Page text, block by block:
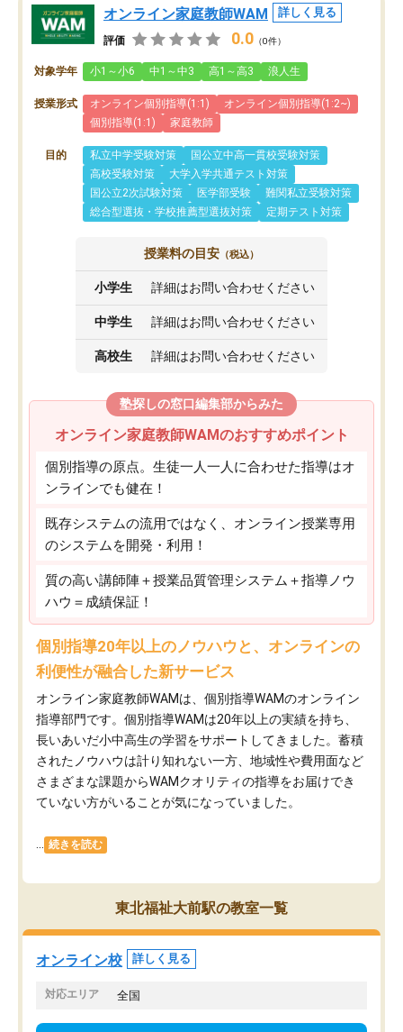
オンライン家庭教師WAM 詳しく見る
評価 0.0 （0件）
対象学年 小1～小6 中1～中3 高1～高3 浪人生
授業形式 オンライン個別指導(1:1)
オンライン個別指導(1:2~)
個別指導(1:1)
家庭教師
目的 私立中学受験対策
国公立中高一貫校受験対策
高校受験対策
大学入学共通テスト対策
国公立2次試験対策
医学部受験
難関私立受験対策
総合型選抜・学校推薦型選抜対策
定期テスト対策
授業料の目安 （税込）
小学生 詳細はお問い合わせください
中学生 詳細はお問い合わせください
高校生 詳細はお問い合わせください
塾探しの窓口編集部からみた
オンライン家庭教師WAMのおすすめポイント
個別指導の原点。生徒一人一人に合わせた指導はオ
ンラインでも健在！
既存システムの流用ではなく、オンライン授業専用
のシステムを開発・利用！
質の高い講師陣＋授業品質管理システム＋指導ノウ
ハウ＝成績保証！
個別指導20年以上のノウハウと、オンラインの
利便性が融合した新サービス
オンライン家庭教師WAMは、個別指導WAMのオンライン
指導部門です。個別指導WAMは20年以上の実績を持ち、
長いあいだ小中高生の学習をサポートしてきました。蓄積
されたノウハウは計り知れない一方、地域性や費用面など
さまざまな課題からWAMクオリティの指導をお届けでき
ていない方がいることが気になっていました。
続きを読む
東北福祉大前駅の教室一覧
オンライン校 詳しく見る
対応エリア 全国